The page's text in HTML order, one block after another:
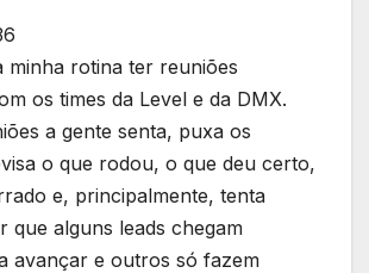
minha rotina ter reuniões
os times da Level e da DMX.
a gente senta, puxa os
o que rodou, o que deu certo,
e, principalmente, tenta
que alguns leads chegam
avançar e outros só fazem